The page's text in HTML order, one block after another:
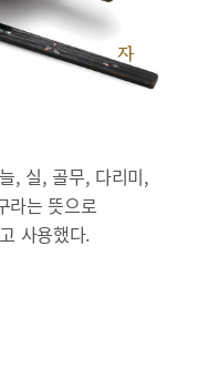
자
, 실, 골무, 다리미,
라는 뜻으로
사용했다.